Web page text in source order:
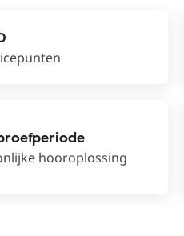
hooroplossing